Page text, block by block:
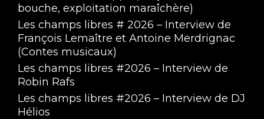
bouche, exploitation maraîchère)
Les champs libres # 2026 – Interview de
François Lemaître et Antoine Merdrignac
(Contes musicaux)
Les champs libres #2026 – Interview de
Robin Rafs
Les champs libres #2026 – Interview de DJ
Hélios